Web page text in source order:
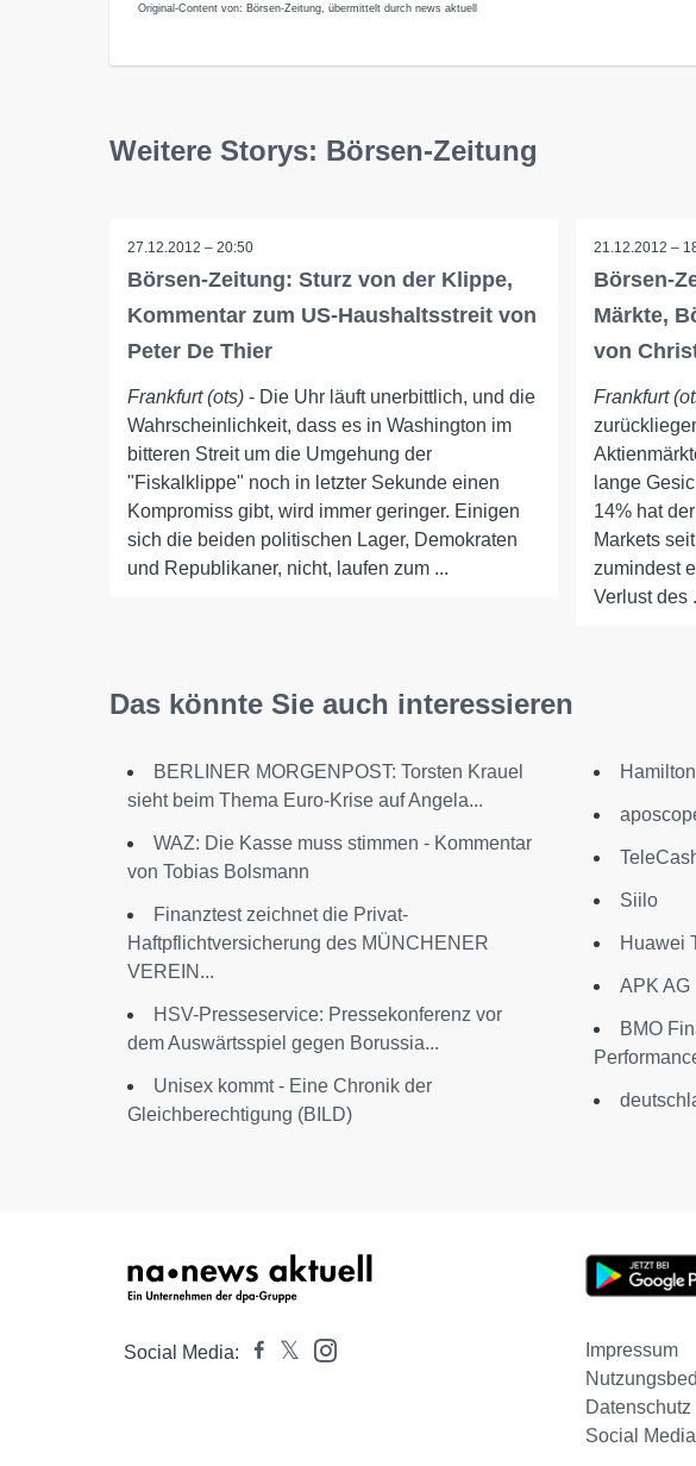
Original-Content von: Börsen-Zeitung, übermittelt durch news aktuell
Weitere Storys: Börsen-Zeitung
27.12.2012 – 20:50
Börsen-Zeitung: Sturz von der Klippe,
Kommentar zum US-Haushaltsstreit von
Peter De Thier
Frankfurt (ots) - Die Uhr läuft unerbittlich, und die
Wahrscheinlichkeit, dass es in Washington im
bitteren Streit um die Umgehung der
"Fiskalklippe" noch in letzter Sekunde einen
Kompromiss gibt, wird immer geringer. Einigen
sich die beiden politischen Lager, Demokraten
und Republikaner, nicht, laufen zum ...
21.12.2012 –
Börsen-
Märkte,
von
Frankfurt
lange
14% hat
Markets
zumindest
Verlust des
Das könnte Sie auch interessieren
BERLINER MORGENPOST: Torsten Krauel
sieht beim Thema Euro-Krise auf Angela...
WAZ: Die Kasse muss stimmen - Kommentar
von Tobias Bolsmann
Finanztest zeichnet die Privat-
Haftpflichtversicherung des MÜNCHENER
VEREIN...
HSV-Presseservice: Pressekonferenz vor
dem Auswärtsspiel gegen Borussia...
Unisex kommt - Eine Chronik der
Gleichberechtigung (BILD)
Hamilton
Siilo
Huawei
APK AG
BMO
Social Media: Impressum
Datenschutz
Social Media